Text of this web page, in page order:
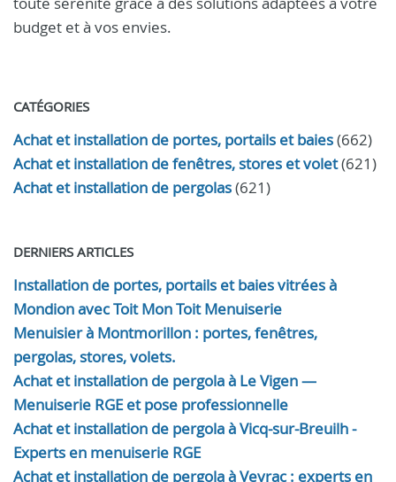
budget et à vos envies.
CATÉGORIES
Achat et installation de portes, portails et baies(662)
Achat et installation de fenêtres, stores et volet(621)
Achat et installation de pergolas(621)
DERNIERS ARTICLES
Installation de portes, portails et baies vitrées à
Mondion avec Toit Mon Toit Menuiserie
Menuisier à Montmorillon : portes, fenêtres,
pergolas, stores, volets.
Achat et installation de pergola à Le Vigen —
Menuiserie RGE et pose professionnelle
Achat et installation de pergola à Vicq-sur-Breuilh -
Experts en menuiserie RGE
Achat et installation de pergola à Veyrac : experts en